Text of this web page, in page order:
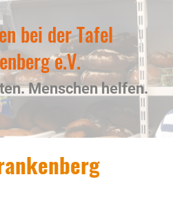
bei der Tafel
e.V.
Menschen helfen.